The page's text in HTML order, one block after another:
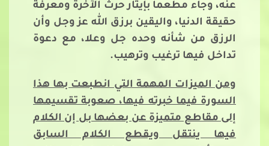
عنه، وجاء مطعماً بإيثار حرث الآخرة ومعرفة
حقيقة الدنيا، واليقين برزق الله عز وجل وأن
الرزق من شأنه وحده جل وعلا، مع دعوة
تداخل فيها ترغيب وترهيب.
ومن الميزات المهمة التي انطبعت بها هذا
السورة فيما خبرته فيها، صعوبة تقسيمها
إلى مقاطع متميزة عن بعضها بل إن الكلام
فيها ينتقل ويقطع الكلام السابق